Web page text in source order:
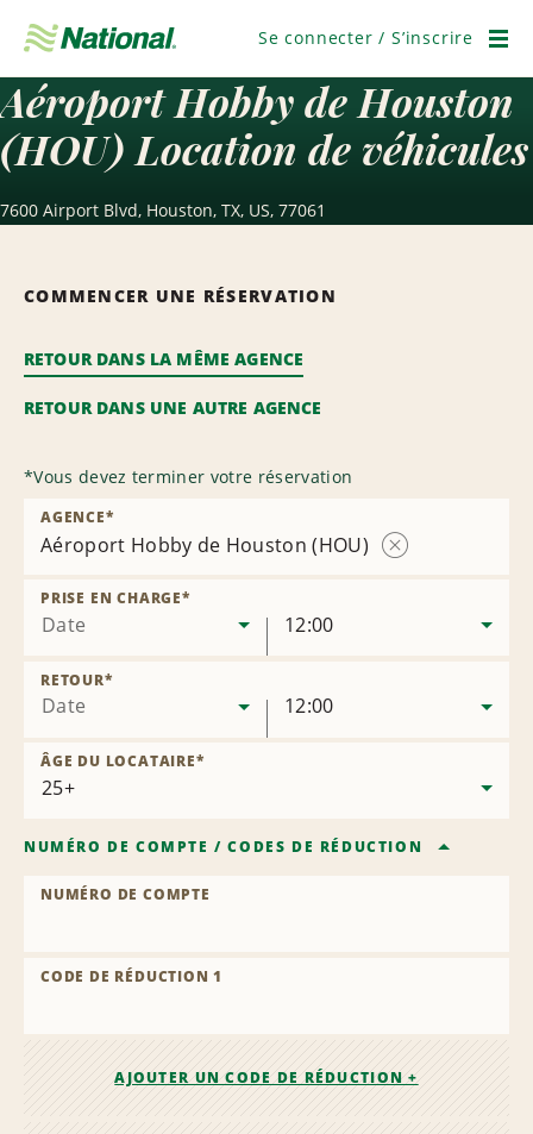
navigation
Se connecter / S’inscrire
Aéroport Hobby de Houston
(HOU) Location de véhicules
7600 Airport Blvd, Houston, TX, US, 77061
COMMENCER UNE RÉSERVATION
RETOUR DANS LA MÊME AGENCE
RETOUR DANS UNE AUTRE AGENCE
*Vous devez terminer votre réservation
Aéroport Hobby de Houston (HOU)
AGENCE*
Date
PRISE EN CHARGE*
12:00
Date
RETOUR*
12:00
ÂGE DU LOCATAIRE*
NUMÉRO DE COMPTE /CODES DE RÉDUCTION
NUMÉRO DE COMPTE
CODE DE RÉDUCTION 1
AJOUTER UN CODE DE RÉDUCTION +